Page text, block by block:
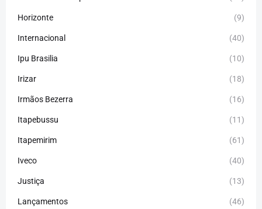
Horizonte (9)
Internacional (40)
Ipu Brasilia (10)
Irizar (18)
Irmãos Bezerra (16)
Itapebussu (11)
Itapemirim (61)
Iveco (40)
Justiça (13)
Lançamentos (46)